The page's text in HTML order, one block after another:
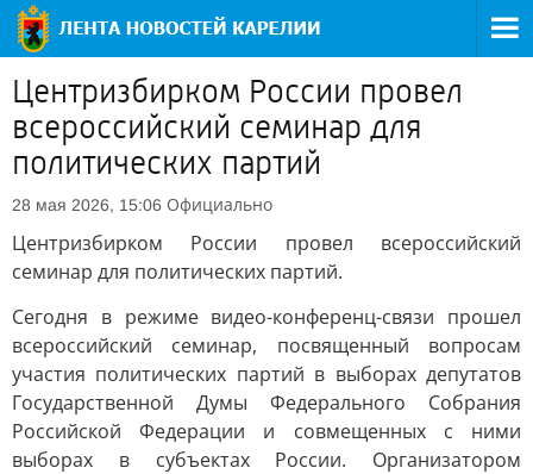
Центризбирком России провел
всероссийский семинар для
политических партий
28 мая 2026, 15:06 Официально
Центризбирком России провел всероссийский
семинар для политических партий.
Сегодня в режиме видео-конференц-связи прошел
всероссийский семинар, посвященный вопросам
участия политических партий в выборах депутатов
Государственной Думы Федерального Собрания
Российской Федерации и совмещенных с ними
выборах в субъектах России. Организатором